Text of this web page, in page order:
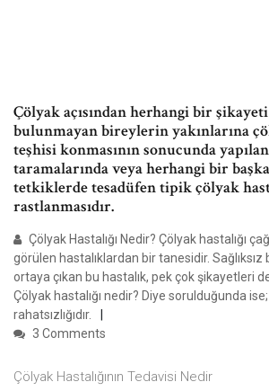
Çölyak açısından herhangi bir
bulunmayan bireylerin yakınlarına
teşhisi konmasının sonucunda
taramalarında veya herhangi bir
tetkiklerde tesadüfen tipik çölyak
rastlanmasıdır.
Çölyak Hastalığı Nedir? Çölyak hastalığı
görülen hastalıklardan bir tanesidir.
ortaya çıkan bu hastalık, pek çok şikayetleri
Çölyak hastalığı nedir? Diye sorulduğunda
rahatsızlığıdır.
3 Comments
Çölyak Hastalığının Tedavisi Nedir